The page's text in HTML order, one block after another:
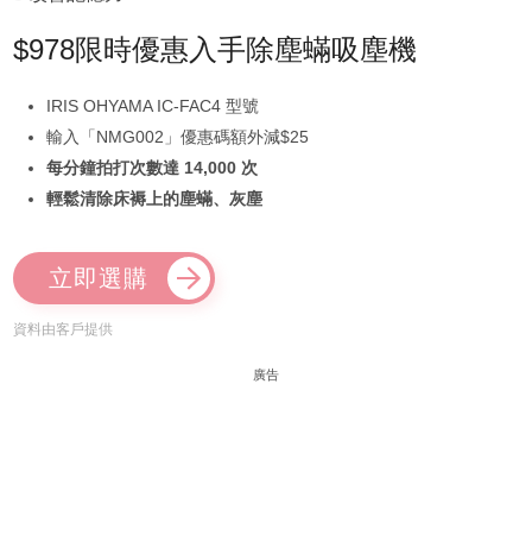
$978限時優惠入手除塵蟎吸塵機
IRIS OHYAMA IC-FAC4 型號
輸入「NMG002」優惠碼額外減$25
每分鐘拍打次數達 14,000 次
輕鬆清除床褥上的塵蟎、灰塵
立即選購
資料由客戶提供
廣告